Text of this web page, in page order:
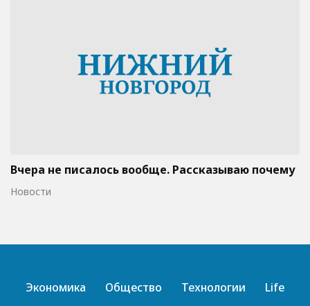
Вчера не писалось вообще. Рассказываю почему
Новости
Экономика Общество Технологии Life